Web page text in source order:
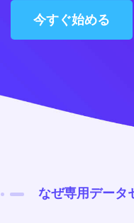
今すぐ始める
なぜ専用データ